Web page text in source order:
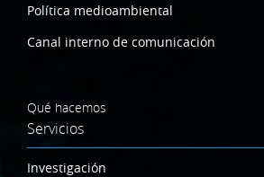
Política medioambiental
Canal interno de comunicación
Qué hacemos
Servicios
Investigación